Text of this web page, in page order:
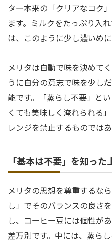
ター本来の「クリアなコク
ます。ミルクをたっぷり入
は、このように少し濃いめ
メリタは自動で味を決めて
うに自分の意志で味を少し
能です。「蒸らし不要」と
くても美味しく淹れられる
レンジを禁止するものではあ
「基本は不要」を知っ
メリタの思想を尊重するな
し」でそのバランスの良さ
し、コーヒー豆には個性が
差万別です。中には、蒸ら